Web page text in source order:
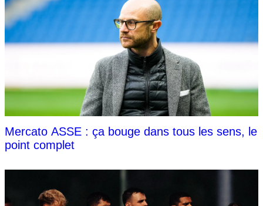
Mercato ASSE : ça bouge dans tous les sens, le
point complet